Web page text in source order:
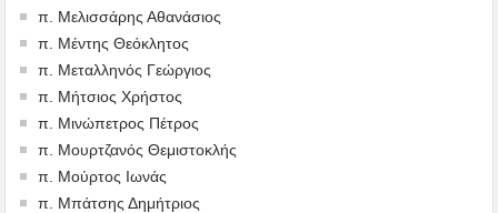
π. Μελισσάρης Αθανάσιος
π. Μέντης Θεόκλητος
π. Μεταλληνός Γεώργιος
π. Μήτσιος Χρήστος
π. Μινώπετρος Πέτρος
π. Μουρτζανός Θεμιστοκλής
π. Μούρτος Ιωνάς
π. Μπάτσης Δημήτριος